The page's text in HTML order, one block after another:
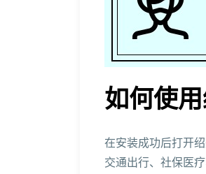
如何使用
在安装成功后打开
交通出行、社保医